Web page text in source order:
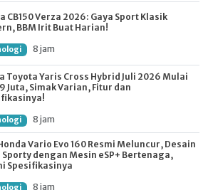
CB150 Verza 2026: Gaya Sport Klasik
BBM Irit Buat Harian!
8 jam
Toyota Yaris Cross Hybrid Juli 2026 Mulai
Juta, Simak Varian, Fitur dan
8 jam
Vario Evo 160 Resmi Meluncur, Desain
Sporty dengan Mesin eSP+ Bertenaga,
Spesifikasinya
8 jam